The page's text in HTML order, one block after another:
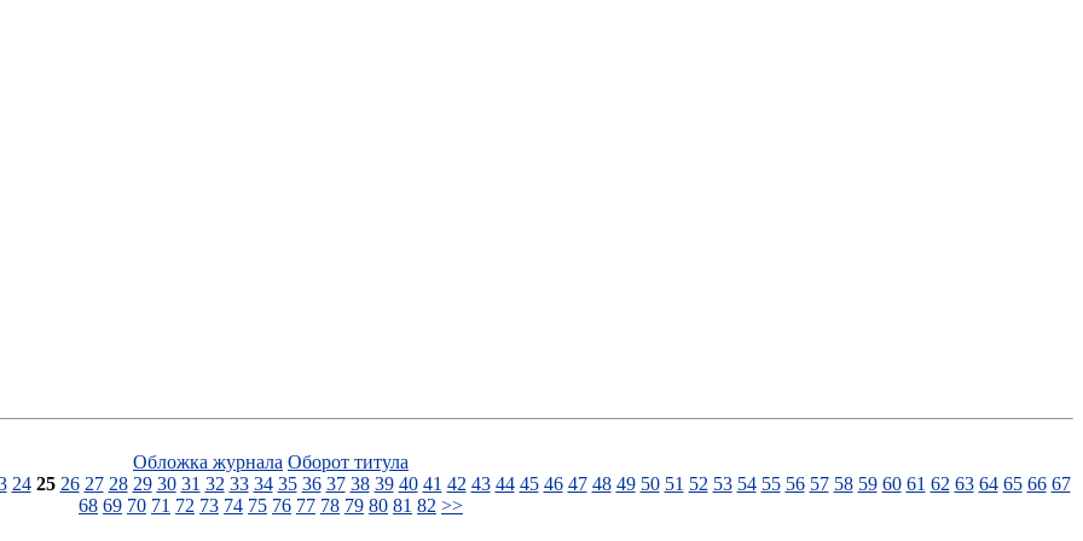
Обложка журнала Оборот титула
24 25 26 27 28 29 30 31 32 33 34 35 36 37 38 39 40 41 42 43 44 45 46 47 48 49 50 51 52 53 54 55 56 57 58 59 60 61 62 63 64 65 66 67
68 69 70 71 72 73 74 75 76 77 78 79 80 81 82 >>